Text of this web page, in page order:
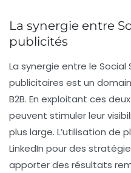
La synergie entre
publicités
La synergie entre le Social
publicitaires est un
B2B. En exploitant ces
peuvent stimuler leur
plus large. L’utilisation de
LinkedIn pour des
apporter des résultats